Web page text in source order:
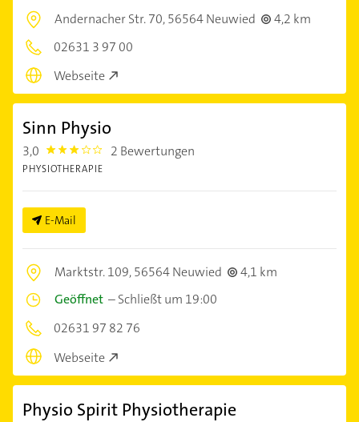
Andernacher Str. 70,56564 Neuwied
4,2 km
02631 3 97 00
Webseite
Sinn Physio
3,0 3.0 2 Bewertungen
PHYSIOTHERAPIE
E-Mail
Marktstr. 109,56564 Neuwied
4,1 km
Geöffnet –Schließt um 19:00
02631 97 82 76
Webseite
Physio Spirit Physiotherapie